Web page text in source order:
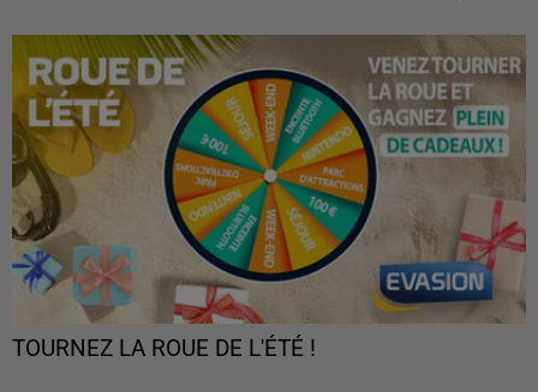
TOURNEZ LA ROUE DE L'ÉTÉ !